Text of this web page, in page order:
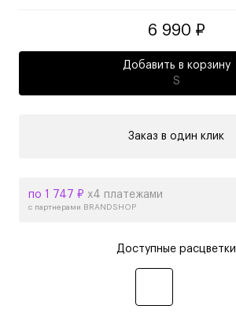
6 990 ₽
Добавить в корзину
S
Заказ в один клик
по 1 747 ₽ х4 платежами
с партнерами BRANDSHOP
Доступные расцветки